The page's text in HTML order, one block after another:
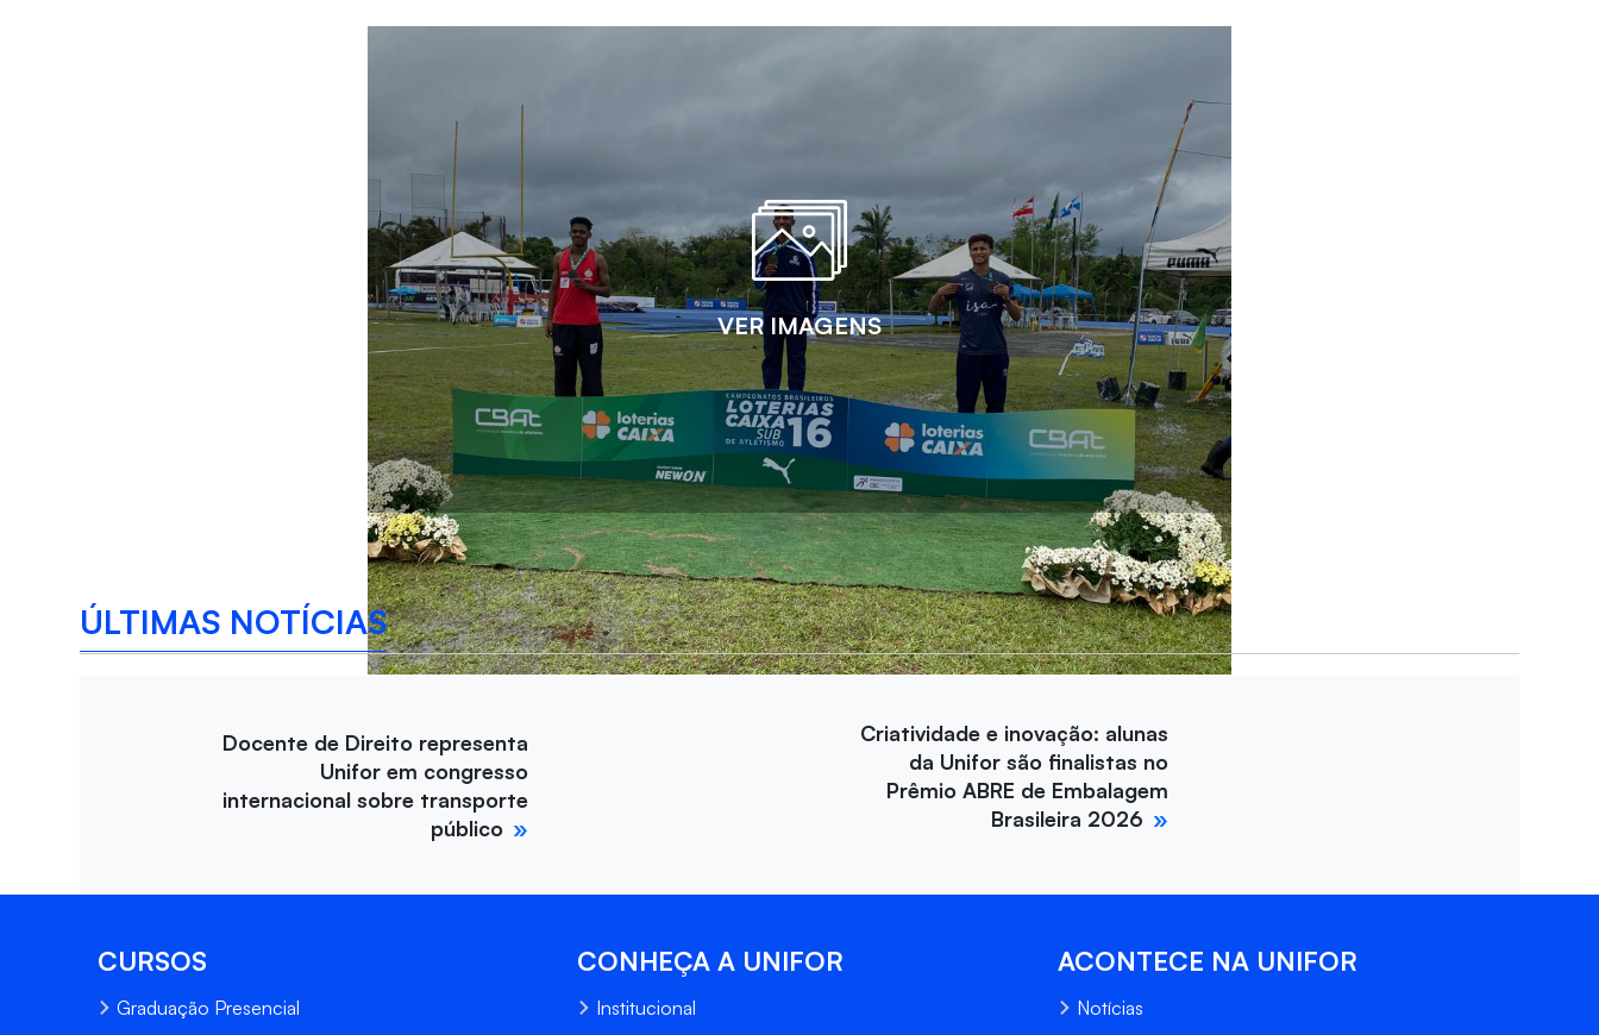
VER IMAGENS
ÚLTIMAS NOTÍCIAS
Docente de Direito representa
Unifor em congresso
internacional sobre transporte
público
Criatividade e inovação: alunas
da Unifor são finalistas no
Prêmio ABRE de Embalagem
Brasileira 2026
CURSOS
Graduação Presencial
CONHEÇA A UNIFOR
Institucional
ACONTECE NA UNIFOR
Notícias